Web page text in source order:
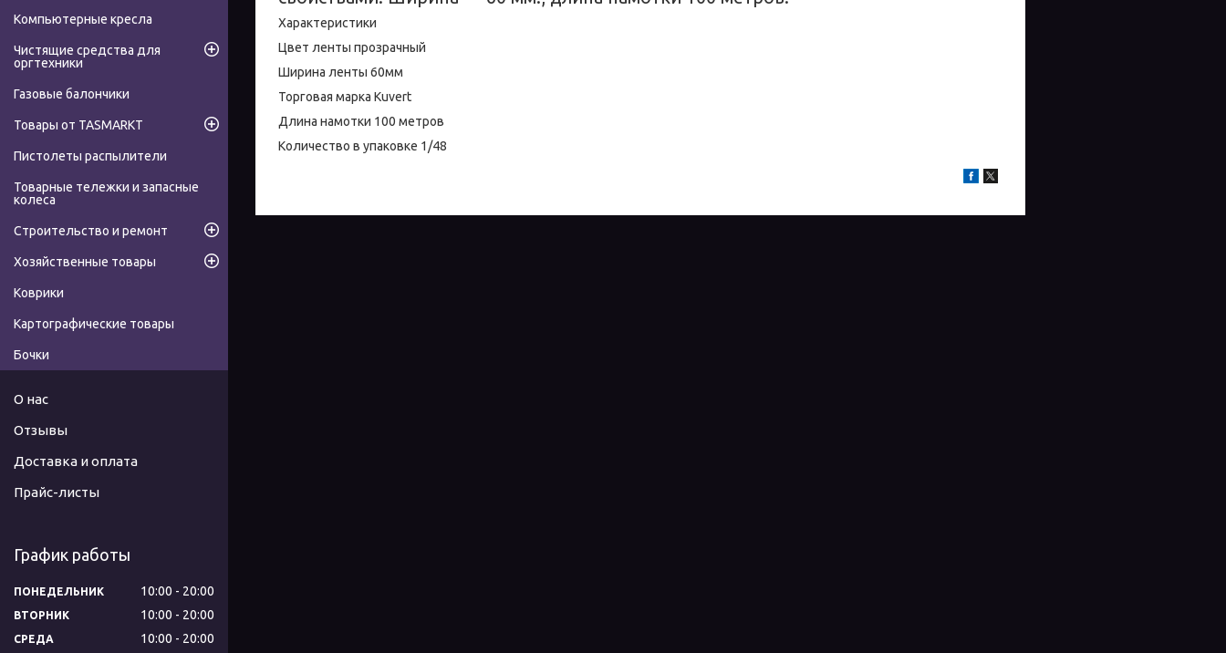
Характеристики
Цвет ленты прозрачный
Ширина ленты 60мм
Торговая марка Kuvert
Длина намотки 100 метров
Количество в упаковке 1/48
Компьютерные кресла
Чистящие средства для
оргтехники
Газовые балончики
Товары от TASMARKT
Пистолеты распылители
Товарные тележки и запасные
колеса
Строительство и ремонт
Хозяйственные товары
Коврики
Картографические товары
Бочки
О нас
Отзывы
Доставка и оплата
Прайс-листы
График работы
ПОНЕДЕЛЬНИК 10:00 20:00
ВТОРНИК 10:00 20:00
СРЕДА 10:00 20:00